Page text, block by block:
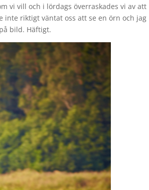
vi vill och i lördags överraskades vi av att
riktigt väntat oss att se en örn och jag
bild. Häftigt.